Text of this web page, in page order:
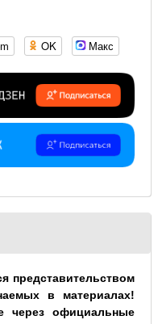
OK Макс
представительством
в материалах!
через официальные